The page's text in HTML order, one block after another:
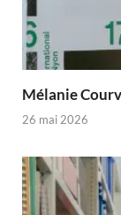
Mélanie
26 mai 2026